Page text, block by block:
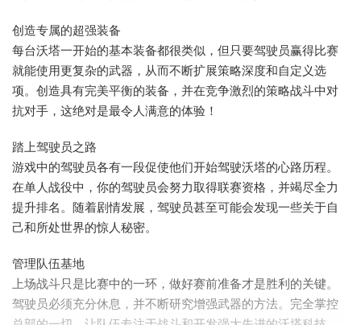
创造专属的超强装备
每台沃塔一开始的基本装备都很类似，但只要驾驶员赢得比赛
就能使用更复杂的武器，从而不断扩展策略深度和自定义选
项。创造具有完美平衡的装备，并在竞争激烈的策略战斗中对
抗对手，这绝对是最令人满意的体验！
踏上驾驶员之路
游戏中的驾驶员各有一段促使他们开始驾驶沃塔的心路历程。
在单人战役中，你的驾驶员会努力取得联赛资格，并竭尽全力
提升排名。随着剧情发展，驾驶员甚至可能会发现一些关于自
己和所处世界的惊人秘密。
管理队伍基地
上场战斗只是比赛中的一环，做好赛前准备才是胜利的关键。
驾驶员必须充分休息，并不断研究增强武器的方法。完全掌控